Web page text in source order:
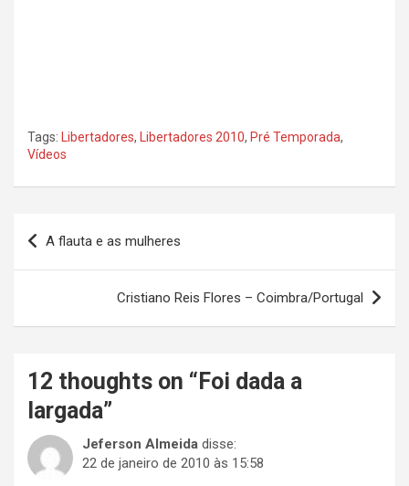
Tags: Libertadores, Libertadores 2010, Pré Temporada,
Vídeos
Navegação
de
A flauta e as mulheres
Cristiano Reis Flores – Coimbra/Portugal
12 thoughts on “ Foi dada a
largada”
Jeferson Almeida disse:
22 de janeiro de 2010 às 15:58